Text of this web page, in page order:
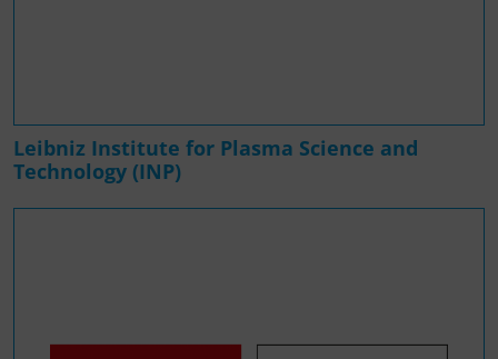
Leibniz Institute for Plasma Science and
Technology (INP)